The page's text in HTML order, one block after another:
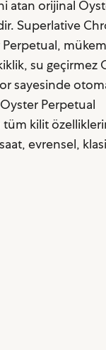
atan orijinal
Superlative
Perpetual,
su geçirmez
sayesinde
Perpetual
kilit
evrensel,